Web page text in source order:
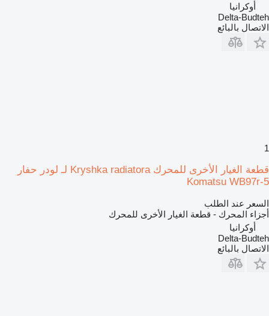
أوكرانيا
Delta-Budteh
الاتصال بالبائع
1
قطعة الغيار الأخرى للمحرك Kryshka radiatora لـ لودر حفار
Komatsu WB97r-5
السعر عند الطلب
أجزاء المحرك - قطعة الغيار الأخرى للمحرك
أوكرانيا
Delta-Budteh
الاتصال بالبائع